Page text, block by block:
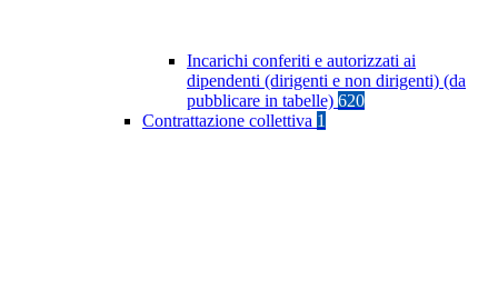
Incarichi conferiti e autorizzati ai
dipendenti (dirigenti e non dirigenti) (da
pubblicare in tabelle) 620
Contrattazione collettiva 1